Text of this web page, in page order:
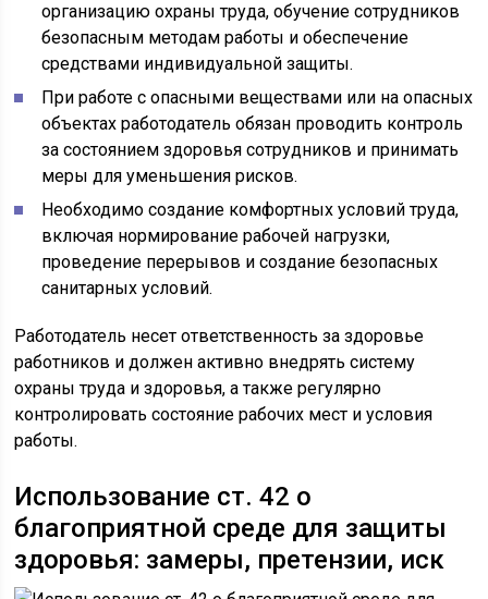
организацию охраны труда, обучение сотрудников
безопасным методам работы и обеспечение
средствами индивидуальной защиты.
При работе с опасными веществами или на опасных
объектах работодатель обязан проводить контроль
за состоянием здоровья сотрудников и принимать
меры для уменьшения рисков.
Необходимо создание комфортных условий труда,
включая нормирование рабочей нагрузки,
проведение перерывов и создание безопасных
санитарных условий.
Работодатель несет ответственность за здоровье
работников и должен активно внедрять систему
охраны труда и здоровья, а также регулярно
контролировать состояние рабочих мест и условия
работы.
Использование ст. 42 о
благоприятной среде для защиты
здоровья: замеры, претензии, иск